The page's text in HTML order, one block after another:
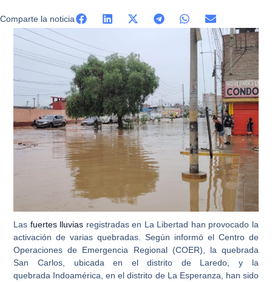
Comparte la noticia
Las fuertes lluvias registradas en La Libertad han provocado la
activación de varias quebradas. Según informó el Centro de
Operaciones de Emergencia Regional (COER), la quebrada
San Carlos, ubicada en el distrito de Laredo, y la
quebrada Indoamérica , en el distrito de La Esperanza, han sido